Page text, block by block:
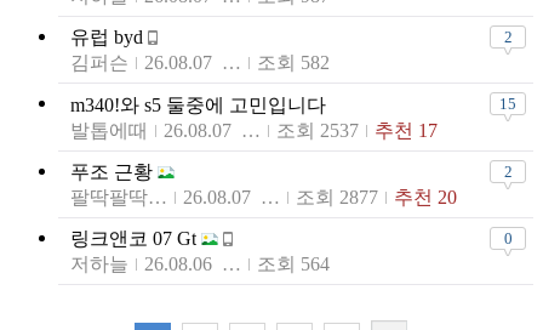
유럽 byd
김퍼슨
26.08.07 12:15 조회 582
2
m340!와 s5 둘중에 고민입니다
발톱에때
26.08.07 10:07 조회 2537 추천 17
15
푸조 근황
팔딱팔딱불고기
26.08.07 08:04 조회 2877 추천 20
2
링크앤코 07 Gt
저하늘
26.08.06 21:25 조회 564
0